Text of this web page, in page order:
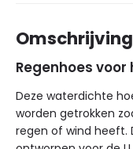
Omschrijving
Regenhoes
Deze waterdichte
worden getrokken
regen of wind heeft.